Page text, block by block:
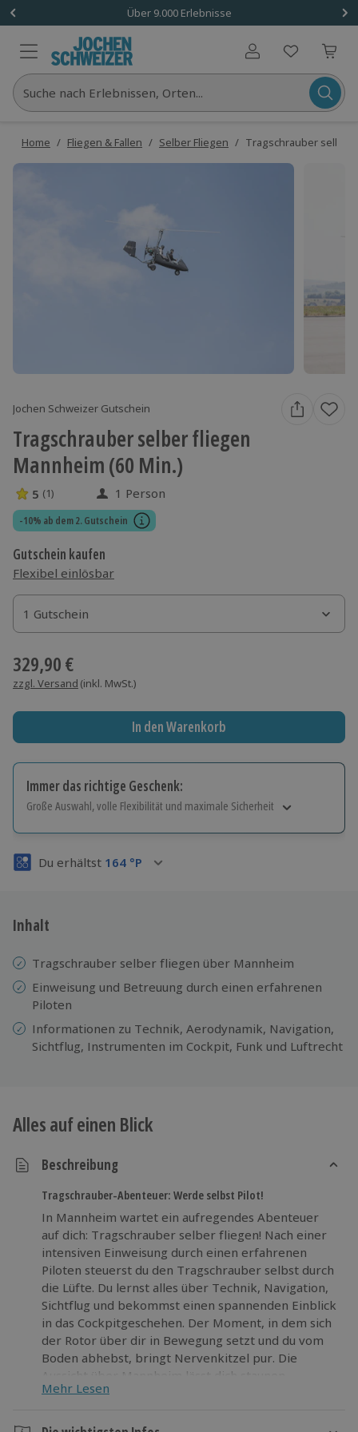
Über 9.000 Erlebnisse
Benutzerkonto
Suche nach Erlebnissen, Orten...
Home / Fliegen & Fallen / Selber Fliegen / Tragschrauber selber
Jochen Schweizer Gutschein
Tragschrauber selber fliegen
Mannheim (60 Min.)
5 Sterne von 5 aus 1 Bewertungen
5 (1) 1 Person
-10% ab dem 2. Gutschein
Gutschein kaufen
Flexibel einlösbar
1 Gutschein
1 Gutschein
1 Gutschein
329,90 €
zzgl. Versand (inkl. MwSt.)
In den Warenkorb
Immer das richtige Geschenk:
Große Auswahl, volle Flexibilität und maximale Sicherheit
Volle Flexibilität
3 Jahre gültig & verlängerbar.
Du erhältst 164 °P
Inhalt
Tragschrauber selber fliegen über Mannheim
Einweisung und Betreuung durch einen erfahrenen
Piloten
Informationen zu Technik, Aerodynamik, Navigation,
Sichtflug, Instrumenten im Cockpit, Funk und Luftrecht
Alles auf einen Blick
Beschreibung
Tragschrauber-Abenteuer: Werde selbst Pilot!
In Mannheim wartet ein aufregendes Abenteuer
auf dich: Tragschrauber selber fliegen! Nach einer
intensiven Einweisung durch einen erfahrenen
Piloten steuerst du den Tragschrauber selbst durch
die Lüfte. Du lernst alles über Technik, Navigation,
Sichtflug und bekommst einen spannenden Einblick
in das Cockpitgeschehen. Der Moment, in dem sich
der Rotor über dir in Bewegung setzt und du vom
Boden abhebst, bringt Nervenkitzel pur. Die
Aussicht über Mannheim lässt dich staunen,
während du aktiv das Steuer in der Hand hältst.
außergewöhnliche Gefühl, wirklich selbst zu fliegen.
Mehr Lesen